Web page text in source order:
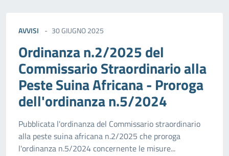
AVVISI 30 GIUGNO 2025
Ordinanza n.2/2025 del
Commissario Straordinario alla
Peste Suina Africana - Proroga
dell'ordinanza n.5/2024
Pubblicata l'ordinanza del Commissario straordinario
alla peste suina africana n.2/2025 che proroga
l'ordinanza n.5/2024 concernente le misure...